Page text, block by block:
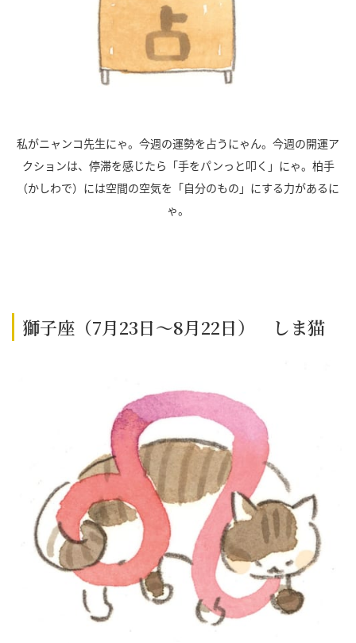
私がニャンコ先生にゃ。今週の運勢を占うにゃん。今週の開運ア
クションは、停滞を感じたら「手をパンっと叩く」にゃ。柏手
（かしわで）には空間の空気を「自分のもの」にする力があるに
ゃ。
獅子座（7月23日～8月22日） しま猫